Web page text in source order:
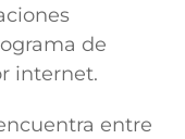
de
internet.
entre